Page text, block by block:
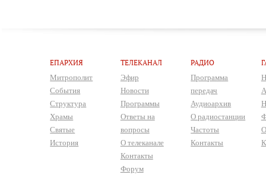
ЕПАРХИЯ
Митрополит
События
Структура
Храмы
Святые
История
ТЕЛЕКАНАЛ
Эфир
Новости
Программы
Ответы на
вопросы
О телеканале
Контакты
Форум
РАДИО
Программа
передач
Аудиоархив
О радиостанции
Частоты
Контакты